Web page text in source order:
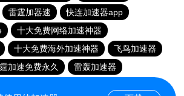
雷霆加器速
快连加速器app
十大免费网络加速神器
十大免费海外加速神器
飞鸟加速器
加速免费永久
雷轰加速器